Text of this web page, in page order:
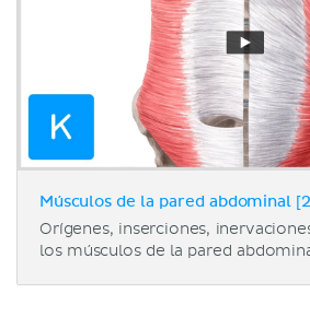
Músculos de la pared abdominal
Orígenes, inserciones,
los músculos de la pared